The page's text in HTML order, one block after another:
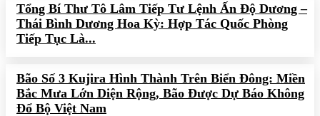
Tổng Bí Thư Tô Lâm Tiếp Tư Lệnh Ấn Độ Dương –
Thái Bình Dương Hoa Kỳ: Hợp Tác Quốc Phòng
Tiếp Tục Là...
Bão Số 3 Kujira Hình Thành Trên Biển Đông: Miền
Bắc Mưa Lớn Diện Rộng, Bão Được Dự Báo Không
Đổ Bộ Việt Nam